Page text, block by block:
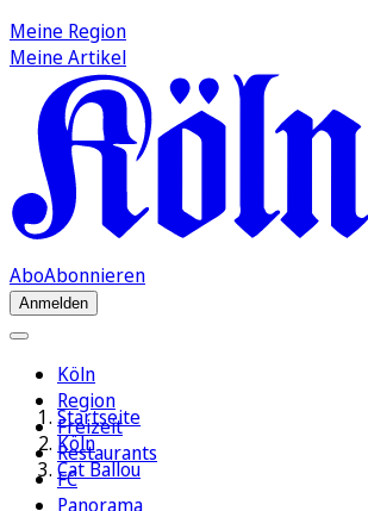
Meine Region
Meine Artikel
AboAbonnieren
Anmelden
Köln
Region
Freizeit
Restaurants
FC
Panorama
Startseite
Köln
Cat Ballou